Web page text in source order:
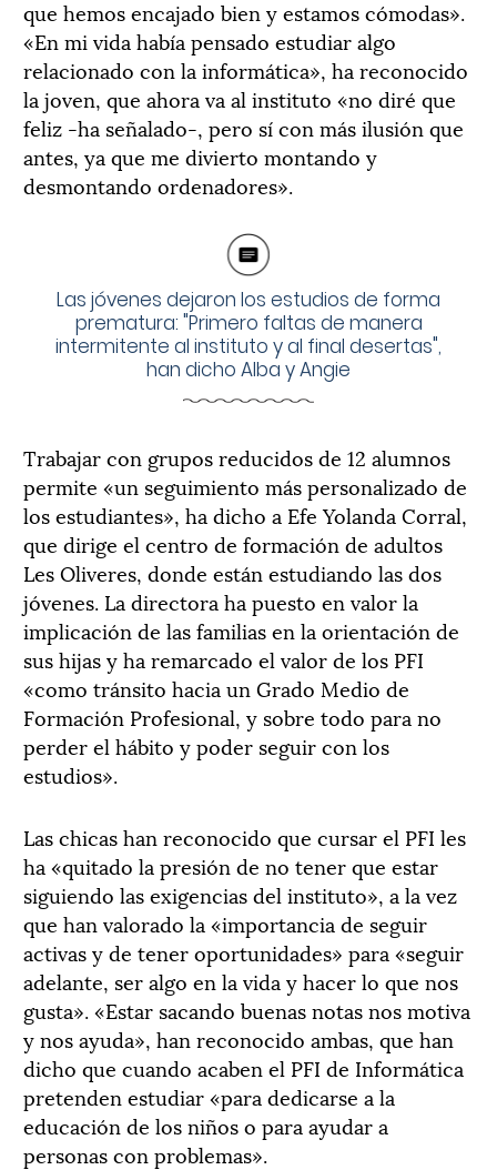
que hemos encajado bien y estamos cómodas».
«En mi vida había pensado estudiar algo
relacionado con la informática», ha reconocido
la joven, que ahora va al instituto «no diré que
feliz -ha señalado-, pero sí con más ilusión que
antes, ya que me divierto montando y
desmontando ordenadores».
Las jóvenes dejaron los estudios de forma
prematura: "Primero faltas de manera
intermitente al instituto y al final desertas",
han dicho Alba y Angie
Trabajar con grupos reducidos de 12 alumnos
permite «un seguimiento más personalizado de
los estudiantes», ha dicho a Efe Yolanda Corral,
que dirige el centro de formación de adultos
Les Oliveres, donde están estudiando las dos
jóvenes. La directora ha puesto en valor la
implicación de las familias en la orientación de
sus hijas y ha remarcado el valor de los PFI
«como tránsito hacia un Grado Medio de
Formación Profesional, y sobre todo para no
perder el hábito y poder seguir con los
estudios».
Las chicas han reconocido que cursar el PFI les
ha «quitado la presión de no tener que estar
siguiendo las exigencias del instituto», a la vez
que han valorado la «importancia de seguir
activas y de tener oportunidades» para «seguir
adelante, ser algo en la vida y hacer lo que nos
gusta». «Estar sacando buenas notas nos motiva
y nos ayuda», han reconocido ambas, que han
dicho que cuando acaben el PFI de Informática
pretenden estudiar «para dedicarse a la
educación de los niños o para ayudar a
personas con problemas».